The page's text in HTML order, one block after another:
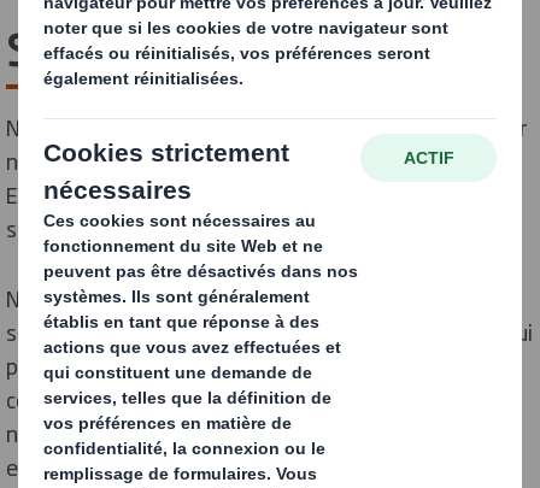
Santé et sécurité
Nous sommes conscients que nous ne pouvons réaliser
notre vision qui est de venir le leader stratégique
Européen d'emballage avec des employés engagés et
soutenus.
Nous sommes conscients que nos employés et nos
sous-traitants travaillent dans des environnements qui
présentent de réels dangers. Nous nous efforçons de
contrôler ces risques avec des mesures de contrôle et
nous cherchons à nous améliorer en permanence. Nos
employés jouent un rôle clé pour garantir la sécurité de